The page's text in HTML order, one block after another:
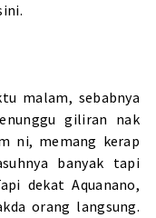
malam, sebabnya
giliran nak
ni, memang kerap
banyak tapi
dekat Aquanano,
orang langsung.